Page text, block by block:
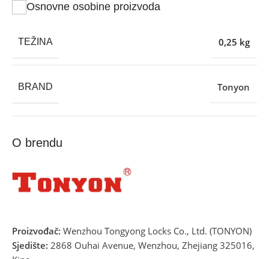
Osnovne osobine proizvoda
TEŽINA 0,25 kg
BRAND Tonyon
O brendu
Proizvođač: Wenzhou Tongyong Locks Co., Ltd. (TONYON)
Sjedište: 2868 Ouhai Avenue, Wenzhou, Zhejiang 325016,